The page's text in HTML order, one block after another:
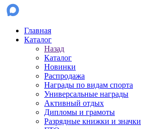
Главная
Каталог
Назад
Каталог
Новинки
Распродажа
Награды по видам спорта
Универсальные награды
Активный отдых
Дипломы и грамоты
Разрядные книжки и значки